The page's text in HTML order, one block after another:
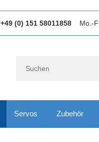
+49 (0) 151 58011858 Mo.-
Servos Zubehör